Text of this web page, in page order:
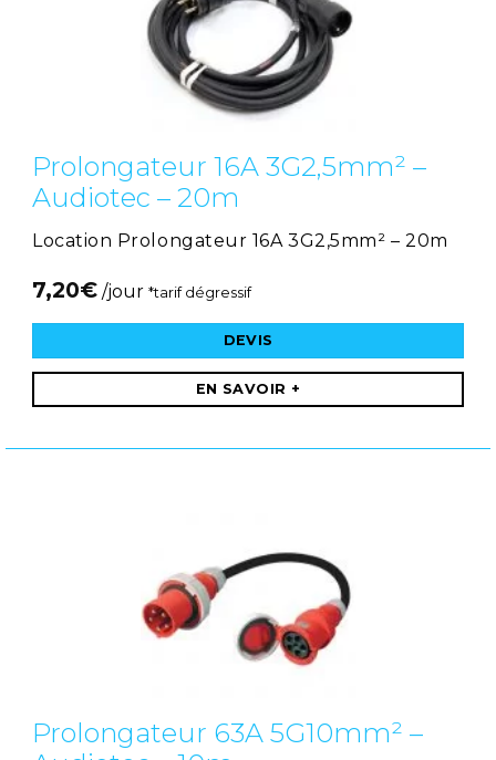
Prolongateur 16A 3G2,5mm² –
Audiotec – 20m
Location Prolongateur 16A 3G2,5mm² – 20m
7,20€ /jour *tarif dégressif
DEVIS
EN SAVOIR +
Prolongateur 63A 5G10mm² –